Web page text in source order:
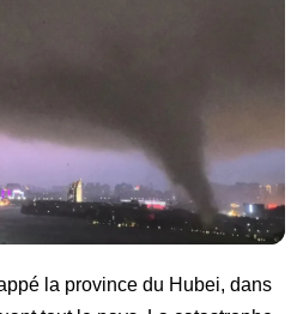
la province du Hubei, dans